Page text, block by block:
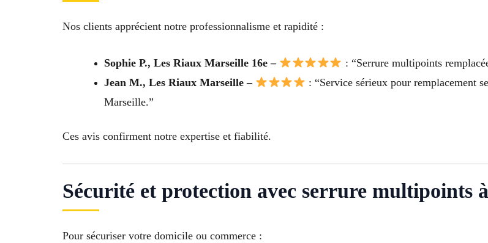
Nos clients apprécient notre professionnalisme et rapidité :
Sophie P., Les Riaux Marseille 16e –
: “Serrure multipoints
Jean M., Les Riaux Marseille –
: “Service sérieux pour remplacement
Marseille.”
Ces avis confirment notre expertise et fiabilité.
Sécurité et protection avec serrure multipoints
Pour sécuriser votre domicile ou commerce :